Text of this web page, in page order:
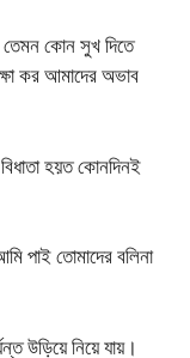
তেমন কোন সুখ দিতে
কর আমাদের অভাব
হয়ত কোনদিনই
পাই তোমাদের বলিনা
উড়িয়ে নিয়ে যায়।